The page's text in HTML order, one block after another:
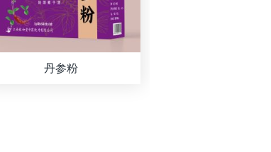
丹参粉